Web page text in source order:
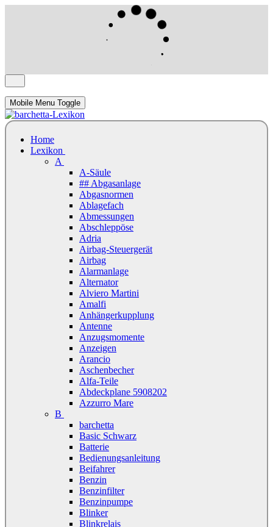
Mobile Menu Toggle
Home
Lexikon
A
A-Säule
## Abgasanlage
Abgasnormen
Ablagefach
Abmessungen
Abschleppöse
Adria
Airbag-Steuergerät
Airbag
Alarmanlage
Alternator
Alviero Martini
Amalfi
Anhängerkupplung
Antenne
Anzugsmomente
Anzeigen
Arancio
Aschenbecher
Alfa-Teile
Abdeckplane 5908202
Azzurro Mare
B
barchetta
Basic Schwarz
Batterie
Bedienungsanleitung
Beifahrer
Benzin
Benzinfilter
Benzinpumpe
Blinker
Blinkrelais